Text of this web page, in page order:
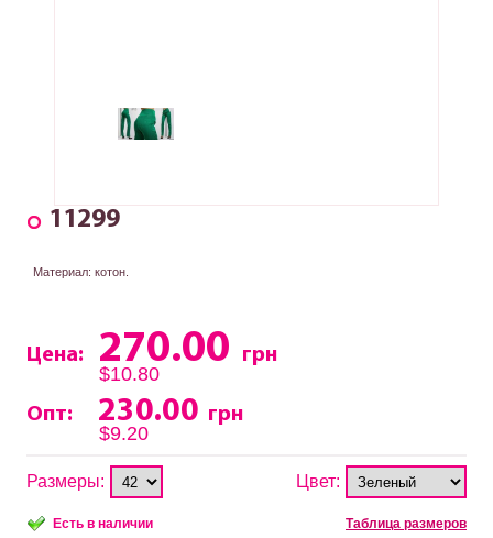
11299
Материал: котон.
Цена: 270.00
грн
$10.80
Опт:
230.00 грн
$9.20
Размеры: Цвет:
Есть в наличии Таблица размеров